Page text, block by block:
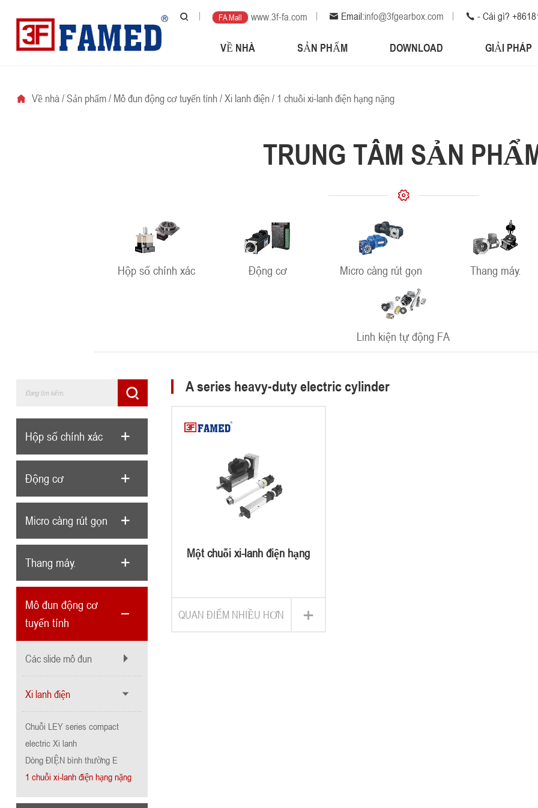
- Cái gì?
Email:info@3fgearbox.com
FA Mall www.3f-fa.com
VỀ NHÀ SẢN PHẨM DOWNLOAD GIẢI PHÁP
Về nhà/Sản phẩm/ Mô đun động cơ tuyến tính/Xi lanh điện/ 1 chuỗi xi-lanh điện hạng nặng
TRUNG TÂM SẢN
Hộp số chính xác Động cơ Micro càng rút gọn Thang máy.
Linh kiện tự động FA
Hộp số chính xác
Động cơ
Micro càng rút gọn
Thang máy.
Mô đun động cơ
tuyến tính
Các slide mô đun
Xi lanh điện
Chuỗi LEY series compact
electric Xi lanh
Dòng ĐIỆN bình thường E
1 chuỗi xi-lanh điện hạng nặng
A series heavy-duty electric cylinder
Một chuỗi xi-lanh điện hạng
+
QUAN ĐIỂM NHIỀU HƠN